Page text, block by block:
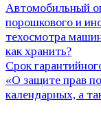
Автомобильный
порошкового и
техосмотра
как хранить?
Срок
«О защите прав
календарных, а